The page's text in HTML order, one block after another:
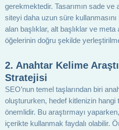
gerekmektedir. Tasarımın sade ve
siteyi daha uzun süre
alan başlıklar, alt başlıklar ve meta
öğelerinin doğru şekilde
2. Anahtar Kelime
Stratejisi
SEO’nun temel taşlarından biri
oluştururken, hedef kitlenizin hangi
önemlidir. Bu araştırmayı
içerikte kullanmak faydalı olabilir.